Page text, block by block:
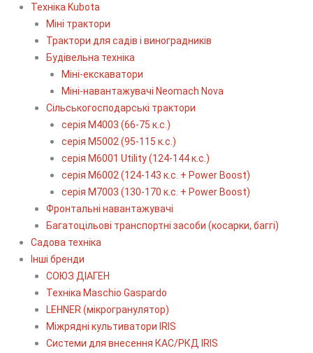
Технiка Kubota
Міні трактори
Трактори для садів і виноградників
Будівельна техніка
Міні-екскаватори
Міні-навантажувачі Neomach Nova
Сільськогосподарські трактори
серія М4003 (66-75 к.с.)
серія М5002 (95-115 к.с.)
серія M6001 Utility (124-144 к.с.)
серія М6002 (124-143 к.с. + Power Boost)
серія М7003 (130-170 к.с. + Power Boost)
Фронтальні навантажувачі
Багатоцільові транспортні засоби (косарки, баггі)
Садова техніка
Інші бренди
СОЮЗ ДІАГЕН
Техніка Maschio Gaspardo
LEHNER (мікрогранулятор)
Міжрядні культиватори IRIS
Системи для внесення КАС/РКД IRIS